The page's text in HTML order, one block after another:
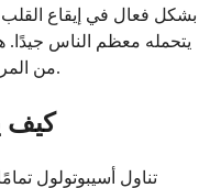
بشكل فعال في إيقاع
يتحمله معظم الناس جيدًا.
من المرضى الذين يحتاجون إلى علاج حاصرات بيتا.
كيف
تناول أسيبوتولول